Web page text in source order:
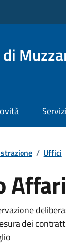
Servizi
/ Uffici
dei